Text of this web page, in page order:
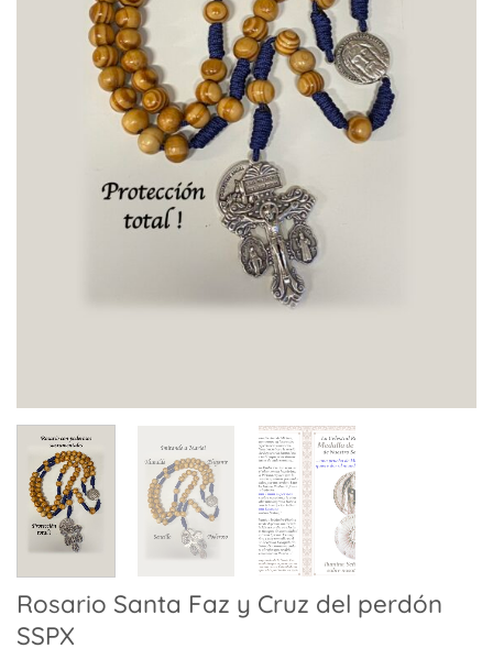
Rosario Santa Faz y Cruz del perdón
SSPX